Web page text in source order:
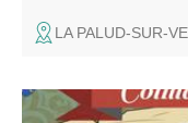
LA PALUD-SUR-